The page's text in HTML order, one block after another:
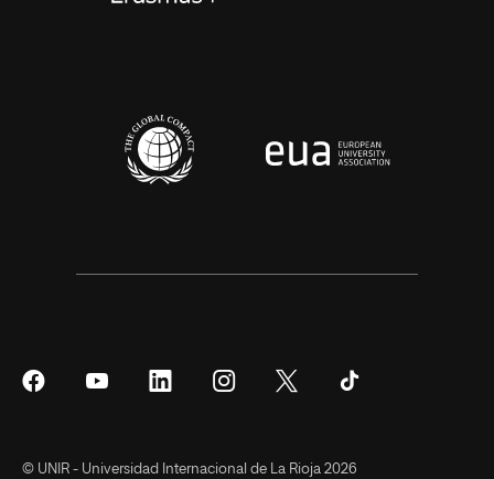
SíguenosSíguenos
SíguenosSíguenos
Síguenos
© UNIR - Universidad Internacional de La Rioja 2026